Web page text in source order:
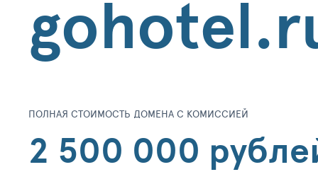
ПОЛНАЯ СТОИМОСТЬ ДОМЕНА С КОМИССИЕЙ
2 500 000